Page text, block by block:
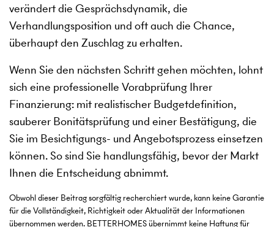
verändert die Gesprächsdynamik, die
Verhandlungsposition und oft auch die Chance,
überhaupt den Zuschlag zu erhalten.
Wenn Sie den nächsten Schritt gehen möchten, lohnt
sich eine professionelle Vorabprüfung Ihrer
Finanzierung: mit realistischer Budgetdefinition,
sauberer Bonitätsprüfung und einer Bestätigung, die
Sie im Besichtigungs- und Angebotsprozess einsetzen
können. So sind Sie handlungsfähig, bevor der Markt
Ihnen die Entscheidung abnimmt.
Obwohl dieser Beitrag sorgfältig recherchiert wurde, kann keine Garantie
für die Vollständigkeit, Richtigkeit oder Aktualität der Informationen
übernommen werden. BETTERHOMES übernimmt keine Haftung für